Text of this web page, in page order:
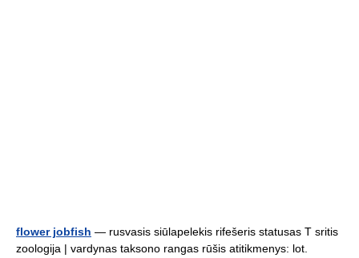
flower jobfish — rusvasis siūlapelekis rifešeris statusas T sritis
zoologija | vardynas taksono rangas rūšis atitikmenys: lot.